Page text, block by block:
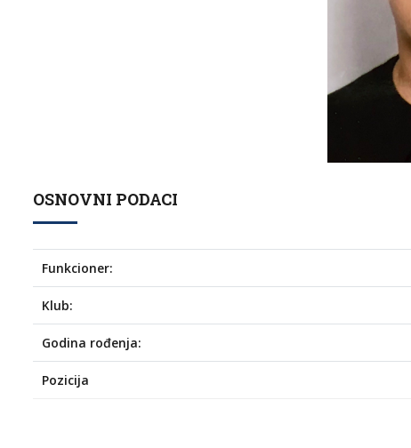
OSNOVNI PODACI
Funkcioner:
Klub:
Godina rođenja:
Pozicija